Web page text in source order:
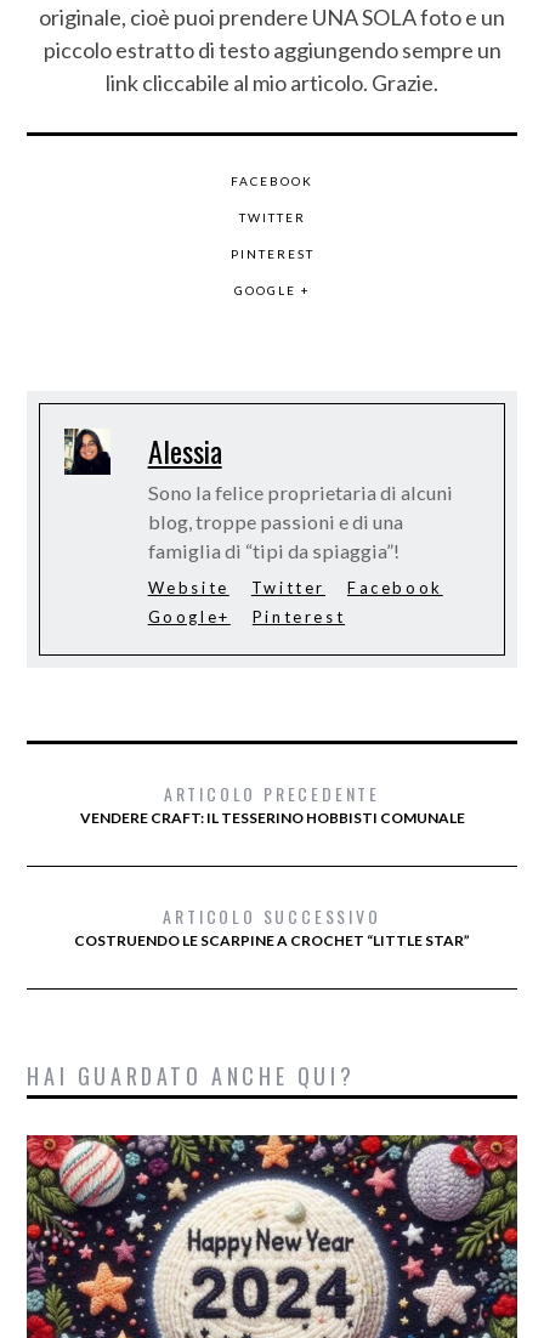
originale, cioè puoi prendere UNA SOLA foto e un
piccolo estratto di testo aggiungendo sempre un
link cliccabile al mio articolo. Grazie.
FACEBOOK
TWITTER
PINTEREST
GOOGLE +
Alessia
Sono la felice proprietaria di alcuni
blog, troppe passioni e di una
famiglia di “tipi da spiaggia”!
Website Twitter
Facebook
Google+
Pinterest
ARTICOLO PRECEDENTE
VENDERE CRAFT: IL TESSERINO HOBBISTI COMUNALE
ARTICOLO SUCCESSIVO
COSTRUENDO LE SCARPINE A CROCHET “LITTLE STAR”
HAI GUARDATO ANCHE QUI?